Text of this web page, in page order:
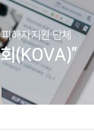
해자지원 단체
(KOVA)”